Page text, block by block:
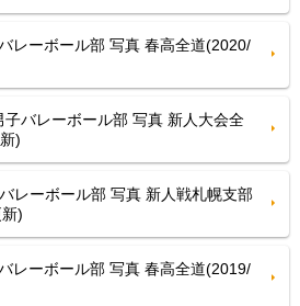
レーボール部 写真 春高全道(2020/
バレーボール部 写真 新人大会全
)
レーボール部 写真 新人戦札幌支部
)
レーボール部 写真 春高全道(2019/